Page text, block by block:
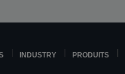
INDUSTRY PRODUITS